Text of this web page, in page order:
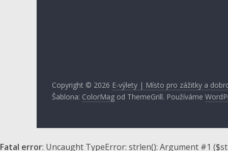
Copyright © 2026 E-výlety | Místo pro zážitky a
Šablona: ColorMag od ThemeGrill. Používáme
Fatal error: Uncaught TypeError: strlen(): Argument #1